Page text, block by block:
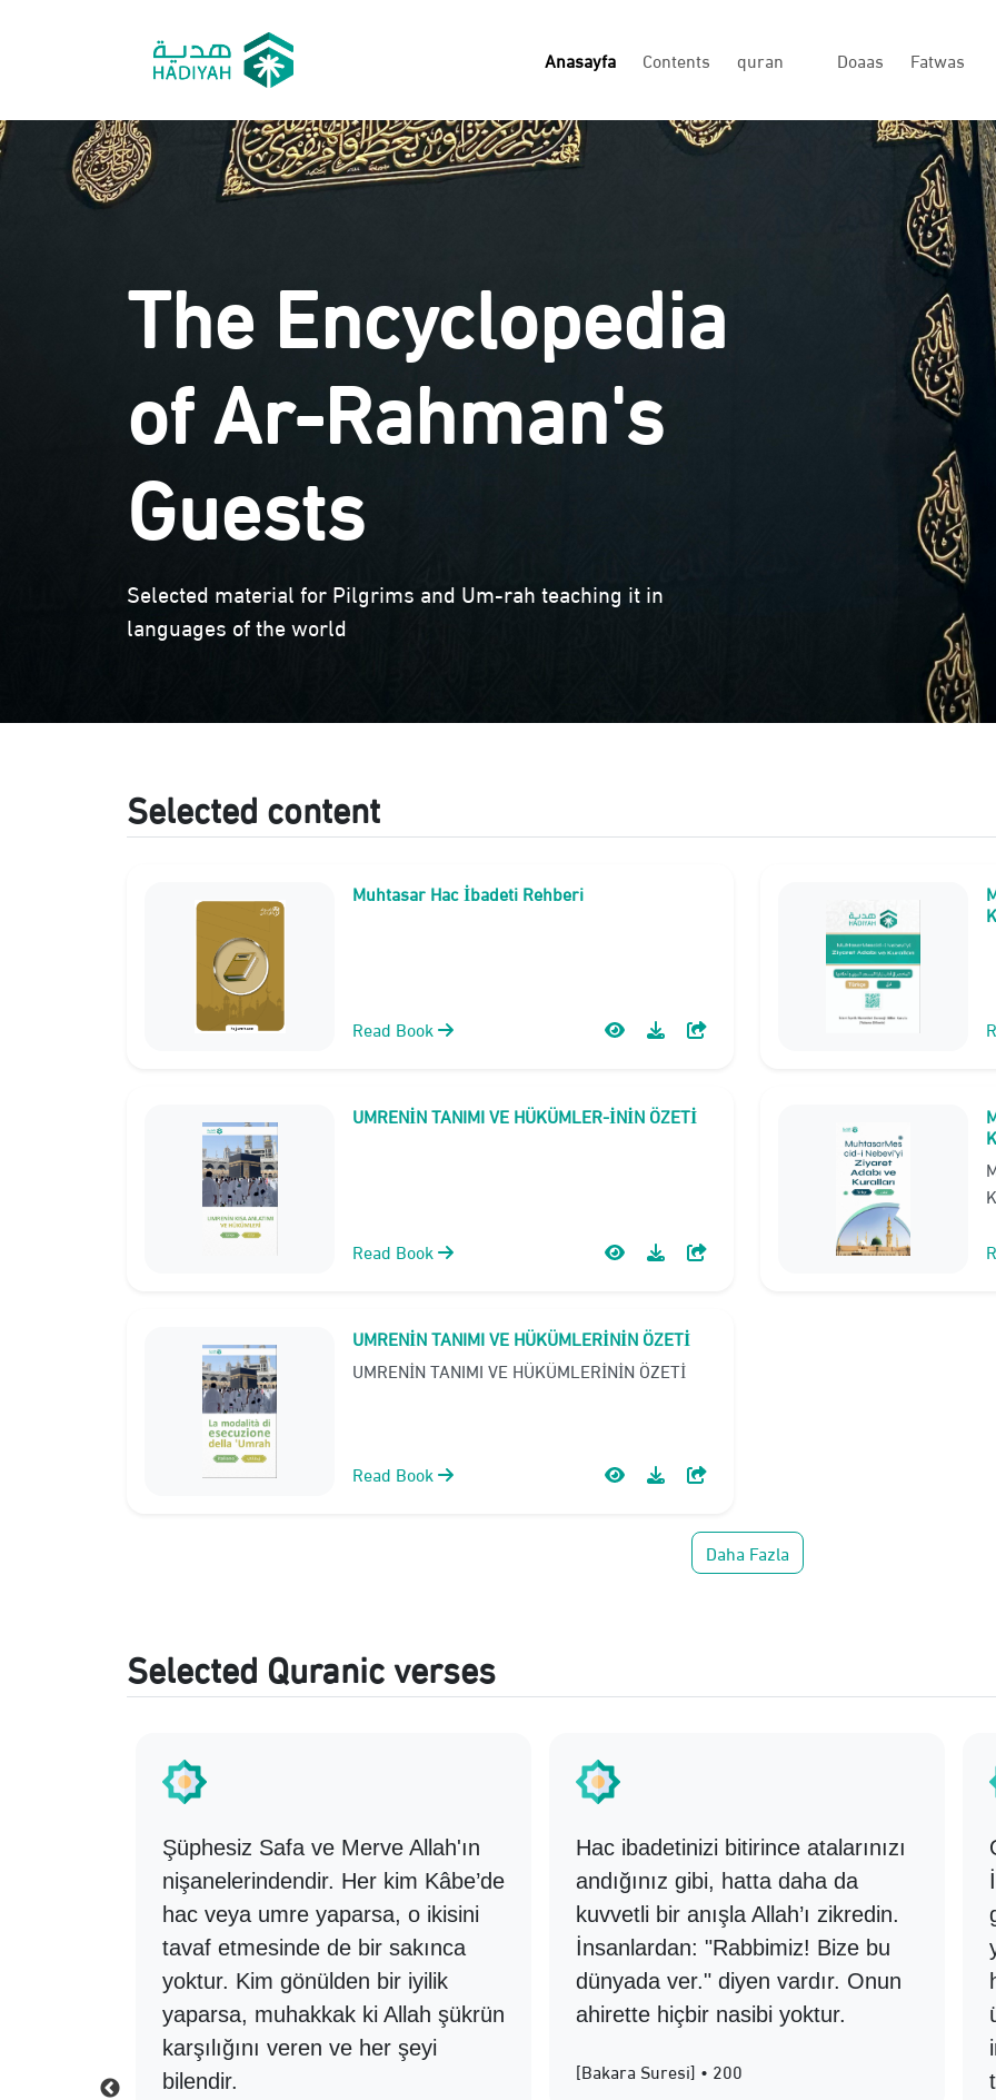
Anasayfa Contents quran Doaas Fatwas
The Encyclopedia
of Ar-Rahman's
Guests
Selected material for Pilgrims and Um-rah teaching it in
languages of the world
Selected content
Muhtasar Hac İbadeti Rehberi
Read Book
UMRENİN TANIMI VE HÜKÜMLER-İNİN ÖZETİ
Read Book
UMRENİN TANIMI VE HÜKÜMLERİNİN ÖZETİ
UMRENİN TANIMI VE HÜKÜMLERİNİN ÖZETİ
Read Book
Daha Fazla
Selected Quranic verses
Şüphesiz Safa ve Merve Allah'ın
nişanelerindendir. Her kim Kâbe’de
hac veya umre yaparsa, o ikisini
tavaf etmesinde de bir sakınca
yoktur. Kim gönülden bir iyilik
yaparsa, muhakkak ki Allah şükrün
karşılığını veren ve her şeyi
bilendir.
Hac ibadetinizi bitirince atalarınızı
andığınız gibi, hatta daha da
kuvvetli bir anışla Allah’ı zikredin.
İnsanlardan: "Rabbimiz! Bize bu
dünyada ver." diyen vardır. Onun
ahirette hiçbir nasibi yoktur.
[Bakara Suresi] • 200